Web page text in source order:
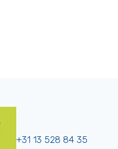
+31 13 528 84 35